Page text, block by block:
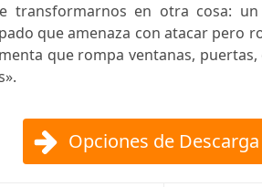
transformarnos en otra cosa:
que amenaza con atacar pero
que rompa ventanas,
Opciones de Descarga